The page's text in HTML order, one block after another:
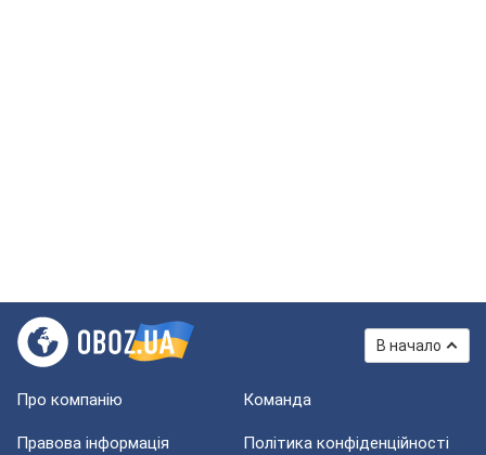
В начало
Про компанію Команда
Правова інформація Політика конфіденційності